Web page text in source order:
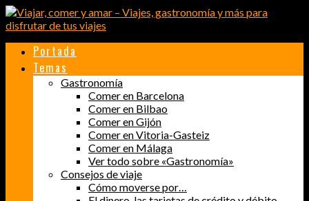
Portada
Temas
Gastronomía
Comer en Barcelona
Comer en Bilbao
Comer en Gijón
Comer en Vitoria-Gasteiz
Comer en Málaga
Ver todo sobre «Gastronomía»
Consejos de viaje
Cómo moverse por…